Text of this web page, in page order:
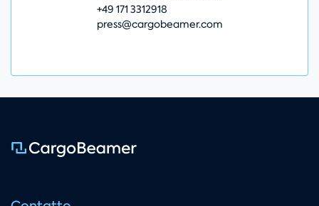
+49 171 3312918
press@cargobeamer.com